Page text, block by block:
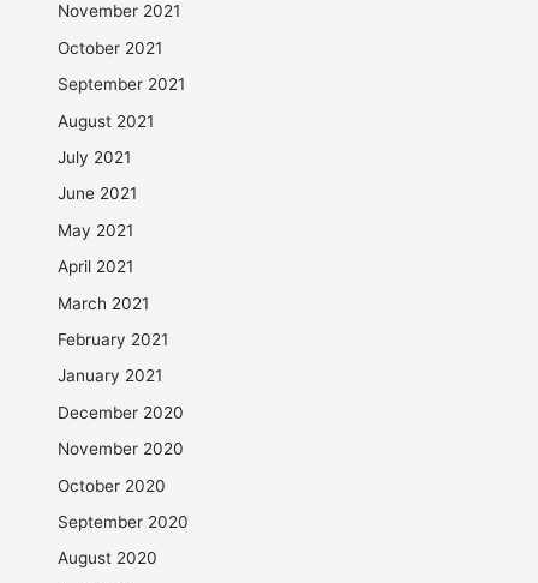
November 2021
October 2021
September 2021
August 2021
July 2021
June 2021
May 2021
April 2021
March 2021
February 2021
January 2021
December 2020
November 2020
October 2020
September 2020
August 2020